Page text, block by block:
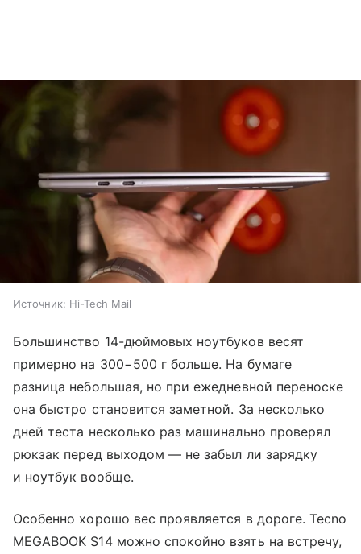
Источник: Hi-Tech Mail
Большинство 14-дюймовых ноутбуков весят
примерно на 300−500 г больше. На бумаге
разница небольшая, но при ежедневной переноске
она быстро становится заметной. За несколько
дней теста несколько раз машинально проверял
рюкзак перед выходом — не забыл ли зарядку
и ноутбук вообще.
Особенно хорошо вес проявляется в дороге. Tecno
MEGABOOK S14 можно спокойно взять на встречу,